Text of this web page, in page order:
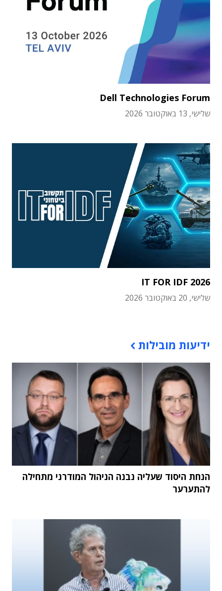
Dell Technologies Forum
שלישי, 13 באוקטובר 2026
IT FOR IDF 2026
שלישי, 20 באוקטובר 2026
ידיעות מובילות
הנחת היסוד שעליה נבנה הניהול המודרני מתחילה
להתערער